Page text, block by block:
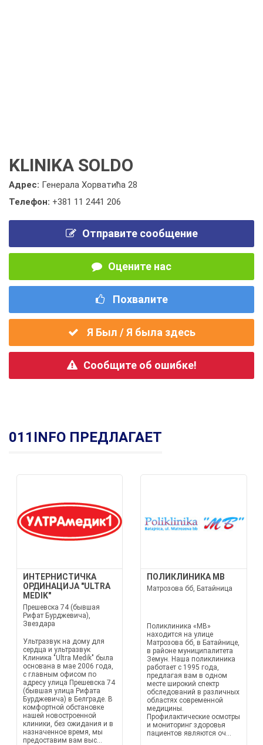
KLINIKA SOLDO
Адрес: Генерала Хорватића 28
Телефон: +381 11 2441 206
Отправите сообщение
Оцените нас
Похвалите
Я Был / Я была здесь
Сообщите об ошибке!
011INFO ПРЕДЛАГАЕТ
ИНТЕРНИСТИЧКА
ОРДИНАЦИЈА "ULTRA
MEDIK"
Прешевска 74 (бывшая
Рифат Бурджевича),
Звездара
Ультразвук на дому для
сердца и ультразвук
Клиника "Ultra Medik" была
основана в мае 2006 года,
с главным офисом по
адресу улица Прешевска 74
(бывшая улица Рифата
Бурджевича) в Белграде. В
комфортной обстановке
нашей новостроенной
клиники, без ожидания и в
назначенное время, мы
предоставим вам выс...
ПОЛИКЛИНИКА MB
Матрозова бб, Батайница
Поликлиника «MB»
находится на улице
Матрозова бб, в Батайнице,
в районе муниципалитета
Земун. Наша поликлиника
работает с 1995 года,
предлагая вам в одном
месте широкий спектр
обследований в различных
областях современной
медицины.
Профилактические осмотры
и мониторинг здоровья
пациентов являются оч...